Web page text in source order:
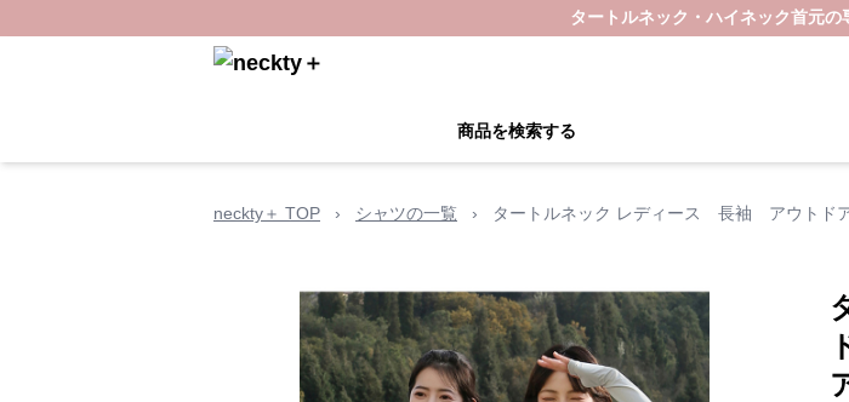
タートルネック・ハイネック首元
商品を検索する
neckty＋ TOP › シャツの一覧 › タートルネック レディース 長袖 アウトド